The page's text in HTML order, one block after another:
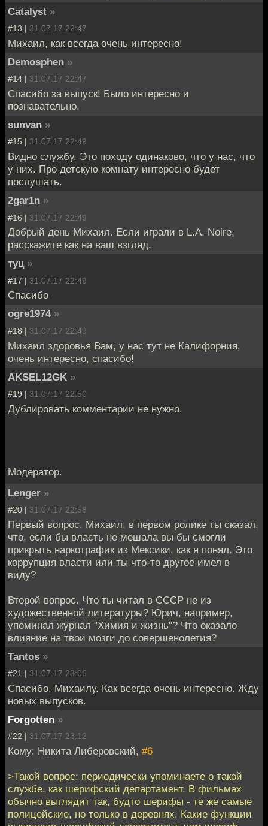
Catalyst »
#13 | 31.07.17 22:47
Михаил, как всегда очень интересно!
Demosphen »
#14 | 31.07.17 22:47
Спасибо за выпуск! Было интересно и
познавательно.
sunvan »
#15 | 31.07.17 22:49
Видно службу. Это походу одинаково, что у нас, что
у них. Про детскую комнату интересно будет
послушать.
2gar1n »
#16 | 31.07.17 22:49
Добрый день Михаил. Если играли в L.A. Noire,
расскажите как на ваш взгляд.
туц »
#17 | 31.07.17 22:49
Спасибо
ogre1974 »
#18 | 31.07.17 22:49
Михаил здоровья Вам, у нас тут не Калифорния,
очень интересно, спасибо!
AKSEL12GK »
#19 | 31.07.17 22:50
Дублировать комментарии не нужно.
Модератор.
Lenger »
#20 | 31.07.17 22:58
Первый вопрос. Михаил, в первом ролике ты сказал,
что, если бы власть не мешала вы бы смогли
прикрыть наркотрафик из Мексики, как я понял. Это
коррупция власти или ты что-то другое имел в
виду?
Второй вопрос. Что ты читал в СССР не из
художественной литературы? Юрич, например,
упоминал журнал "Химия и жизнь"? Что оказало
влияние на твои мозги до совершенолетия?
Tantos »
#21 | 31.07.17 23:06
Спасибо, Михаилу. Как всегда очень интересно. Жду
новых выпусков.
Forgotten »
#22 | 31.07.17 23:12
Кому: Никита Либеровский, #6
>Такой вопрос: периодически упоминаете о такой
службе, как шерифский департамент. В фильмах
обычно выглядит так, будто шерифы - те же самые
полицейские, но только в деревнях. Какие функции